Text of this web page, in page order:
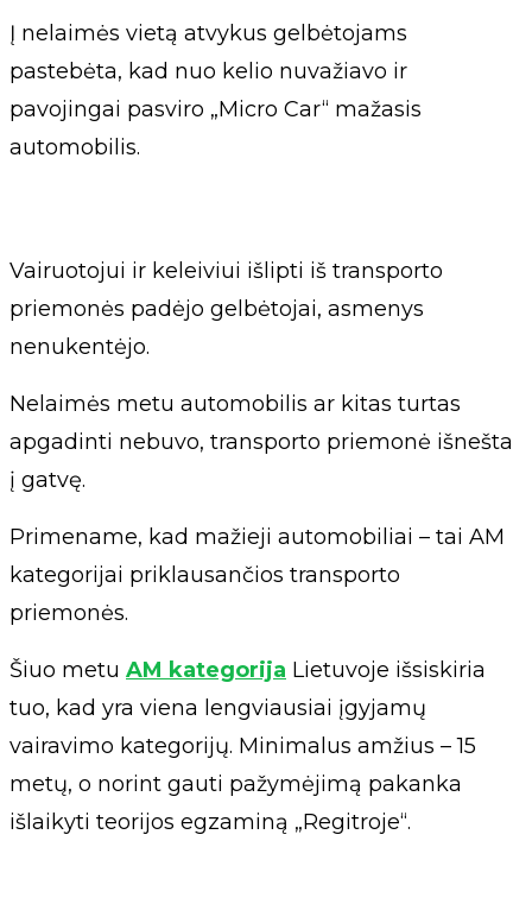
Į nelaimės vietą atvykus gelbėtojams
pastebėta, kad nuo kelio nuvažiavo ir
pavojingai pasviro „Micro Car“ mažasis
automobilis.
Vairuotojui ir keleiviui išlipti iš transporto
priemonės padėjo gelbėtojai, asmenys
nenukentėjo.
Nelaimės metu automobilis ar kitas turtas
apgadinti nebuvo, transporto priemonė išnešta
į gatvę.
Primename, kad mažieji automobiliai – tai AM
kategorijai priklausančios transporto
priemonės.
Šiuo metu AM kategorija Lietuvoje išsiskiria
tuo, kad yra viena lengviausiai įgyjamų
vairavimo kategorijų. Minimalus amžius – 15
metų, o norint gauti pažymėjimą pakanka
išlaikyti teorijos egzaminą „Regitroje“.